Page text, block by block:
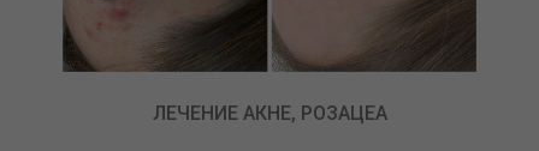
ЛЕЧЕНИЕ АКНЕ, РОЗАЦЕА